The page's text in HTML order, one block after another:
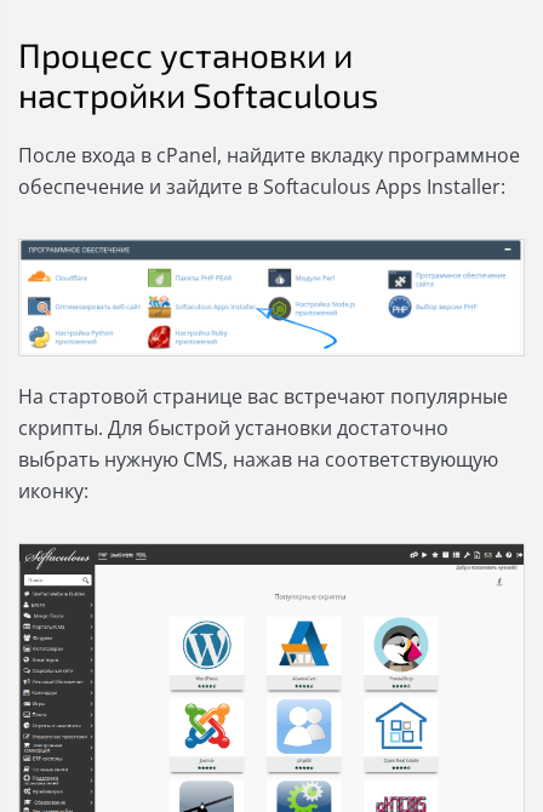
Процесс установки и
настройки Softaculous
После входа в cPanel, найдите вкладку программное
обеспечение и зайдите в Softaculous Apps Installer:
На стартовой странице вас встречают популярные
скрипты. Для быстрой установки достаточно
выбрать нужную CMS, нажав на соответствующую
иконку: